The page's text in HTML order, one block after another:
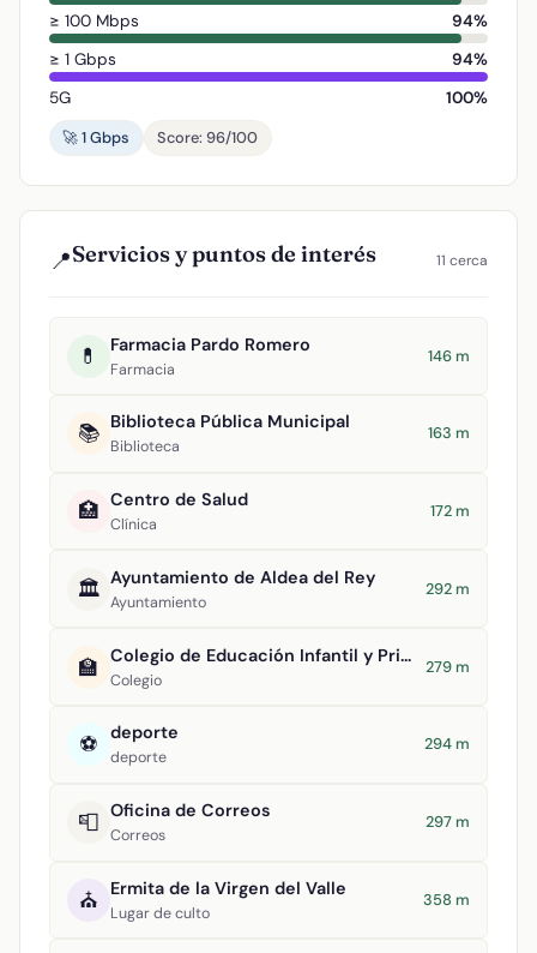
≥ 100 Mbps
94%
≥ 1 Gbps
94%
5G
100%
🚀 1 Gbps
Score: 96/100
📍Servicios y puntos de interés 11 cerca
💊 Farmacia Pardo Romero
Farmacia
146 m
📚 Biblioteca Pública Municipal
Biblioteca
163 m
🏥 Centro de Salud
Clínica
172 m
🏛️ Ayuntamiento de Aldea del Rey
Ayuntamiento
292 m
🏫 Colegio de Educación Infantil y Primaria Maestro Navas
Colegio
279 m
⚽ deporte
deporte
294 m
📮 Oficina de Correos
Correos
297 m
⛪ Ermita de la Virgen del Valle
Lugar de culto
358 m